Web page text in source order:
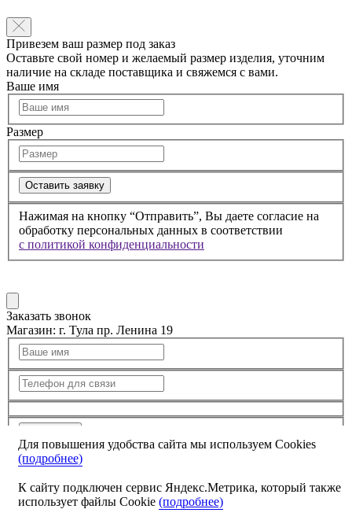
Привезем ваш размер под заказ
Оставьте свой номер и желаемый размер изделия, уточним
наличие на складе поставщика и свяжемся с вами.
Ваше имя
Размер
Оставить заявку
Нажимая на кнопку “Отправить”, Вы даете согласие на
обработку персональных данных в соответствии
с политикой конфиденциальности
Заказать звонок
Магазин: г. Тула пр. Ленина 19
обработкой персональных данных
Для повышения удобства сайта мы используем Cookies
(подробнее)
К сайту подключен сервис Яндекс.Метрика, который также
использует файлы Cookie (подробнее)